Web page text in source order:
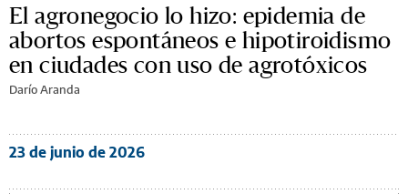
El agronegocio lo hizo: epidemia de
abortos espontáneos e hipotiroidismo
en ciudades con uso de agrotóxicos
Darío Aranda
23 de junio de 2026